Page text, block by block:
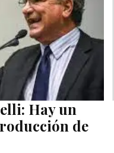
Hay un
de